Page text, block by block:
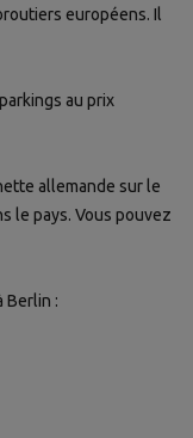
européens. Il
au prix
allemande sur le
le pays. Vous pouvez
Berlin :